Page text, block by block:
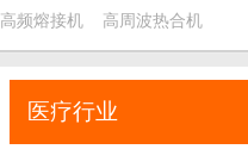
高频熔接机 高周波热合机
医疗行业